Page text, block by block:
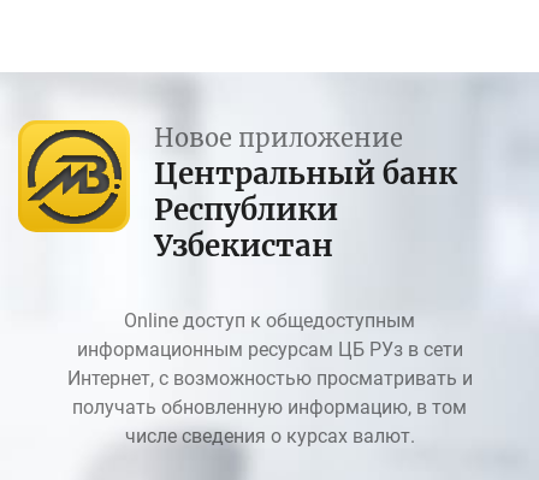
Новое приложение
Центральный банк
Республики
Узбекистан
Online доступ к общедоступным
информационным ресурсам ЦБ РУз в сети
Интернет, с возможностью просматривать и
получать обновленную информацию, в том
числе сведения о курсах валют.